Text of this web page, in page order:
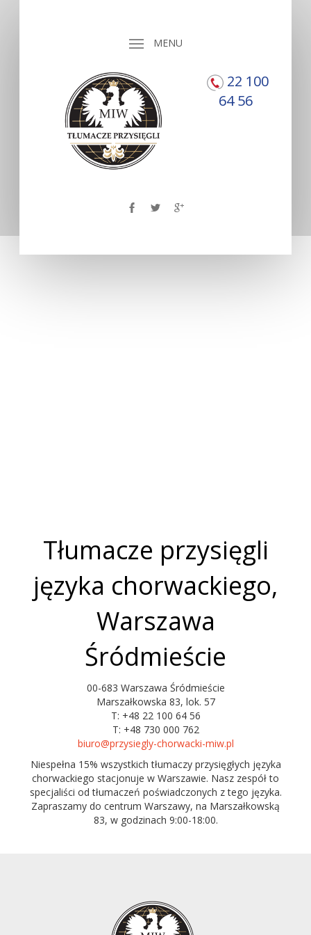
MENU
22 100
64 56
Tłumacze przysięgli
języka chorwackiego,
Warszawa
Śródmieście
00-683 Warszawa Śródmieście
Marszałkowska 83, lok. 57
T: +48 22 100 64 56
T: +48 730 000 762
biuro@przysiegly-chorwacki-miw.pl
Niespełna 15% wszystkich tłumaczy przysięgłych języka
chorwackiego stacjonuje w Warszawie. Nasz zespół to
specjaliści od tłumaczeń poświadczonych z tego języka.
Zapraszamy do centrum Warszawy, na Marszałkowską
83, w godzinach 9:00-18:00.